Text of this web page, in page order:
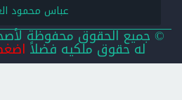
عباس محمود
© جميع الحقوق محفوظة
له حقوق ملكيه فضلاًاضغط